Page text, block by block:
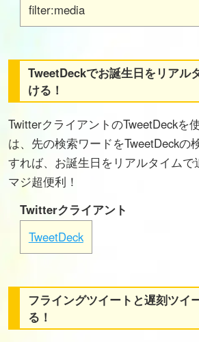
filter:media
TweetDeckでお誕生日をリアル
ける！
TwitterクライアントのTweetDeckを
は、先の検索ワードをTweetDeckの
すれば、お誕生日をリアルタイムで
マジ超便利！
Twitterクライアント
TweetDeck
フライングツイートと遅刻ツイ
る！